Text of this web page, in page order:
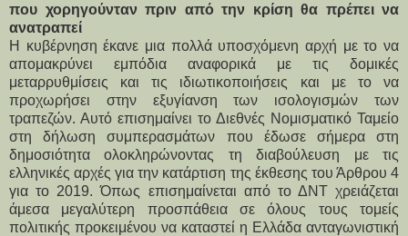
που χορηγούνταν πριν από την κρίση θα πρέπει να
ανατραπεί
Η κυβέρνηση έκανε μια πολλά υποσχόμενη αρχή με το να
απομακρύνει εμπόδια αναφορικά με τις δομικές
μεταρρυθμίσεις και τις ιδιωτικοποιήσεις και με το να
προχωρήσει στην εξυγίανση των ισολογισμών των
τραπεζών. Αυτό επισημαίνει το Διεθνές Νομισματικό Ταμείο
στη δήλωση συμπερασμάτων που έδωσε σήμερα στη
δημοσιότητα ολοκληρώνοντας τη διαβούλευση με τις
ελληνικές αρχές για την κατάρτιση της έκθεσης του Άρθρου 4
για το 2019. Όπως επισημαίνεται από το ΔΝΤ χρειάζεται
άμεσα μεγαλύτερη προσπάθεια σε όλους τους τομείς
πολιτικής προκειμένου να καταστεί η Ελλάδα ανταγωνιστική